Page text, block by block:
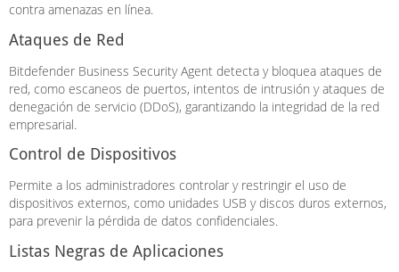
contra amenazas en línea.
Ataques de Red
Bitdefender Business Security Agent detecta y bloquea ataques de
red, como escaneos de puertos, intentos de intrusión y ataques de
denegación de servicio (DDoS), garantizando la integridad de la red
empresarial.
Control de Dispositivos
Permite a los administradores controlar y restringir el uso de
dispositivos externos, como unidades USB y discos duros externos,
para prevenir la pérdida de datos confidenciales.
Listas Negras de Aplicaciones